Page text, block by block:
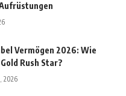
Vermögen 2026: Wie
Rush Star?
2026